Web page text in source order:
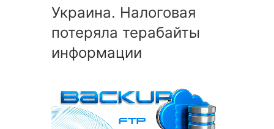
Украина. Налоговая
потеряла терабайты
информации